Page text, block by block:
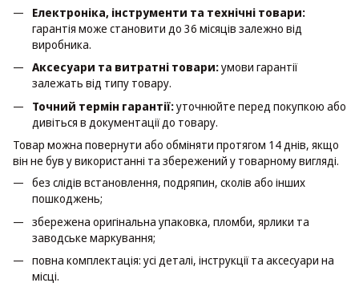
Електроніка, інструменти та технічні товари:
гарантія може становити до 36 місяців залежно від
виробника.
Аксесуари та витратні товари:умови гарантії
залежать від типу товару.
Точний термін гарантії:уточнюйте перед покупкою або
дивіться в документації до товару.
Товар можна повернути або обміняти протягом 14 днів, якщо
він не був у використанні та збережений у товарному вигляді.
без слідів встановлення, подряпин, сколів або інших
пошкоджень;
збережена оригінальна упаковка, пломби, ярлики та
заводське маркування;
повна комплектація: усі деталі, інструкції та аксесуари на
місці.